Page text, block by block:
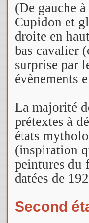
(De gauche
Cupidon et
droite en
bas cavalier
surprise par
évènements
La majorité
prétextes à
états
(inspiration
peintures du
datées de
Second